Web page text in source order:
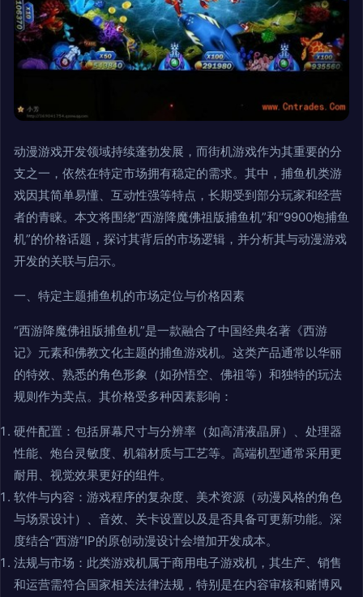
动漫游戏开发领域持续蓬勃发展，而街机游戏作为其重要的分
支之一，依然在特定市场拥有稳定的需求。其中，捕鱼机类游
戏因其简单易懂、互动性强等特点，长期受到部分玩家和经营
者的青睐。本文将围绕“西游降魔佛祖版捕鱼机”和“9900炮捕鱼
机”的价格话题，探讨其背后的市场逻辑，并分析其与动漫游戏
开发的关联与启示。
一、特定主题捕鱼机的市场定位与价格因素
“西游降魔佛祖版捕鱼机”是一款融合了中国经典名著《西游
记》元素和佛教文化主题的捕鱼游戏机。这类产品通常以华丽
的特效、熟悉的角色形象（如孙悟空、佛祖等）和独特的玩法
规则作为卖点。其价格受多种因素影响：
硬件配置：包括屏幕尺寸与分辨率（如高清液晶屏）、处理器
性能、炮台灵敏度、机箱材质与工艺等。高端机型通常采用更
耐用、视觉效果更好的组件。
软件与内容：游戏程序的复杂度、美术资源（动漫风格的角色
与场景设计）、音效、关卡设置以及是否具备可更新功能。深
度结合“西游”IP的原创动漫设计会增加开发成本。
法规与市场：此类游戏机属于商用电子游戏机，其生产、销售
和运营需符合国家相关法律法规，特别是在内容审核和赌博风